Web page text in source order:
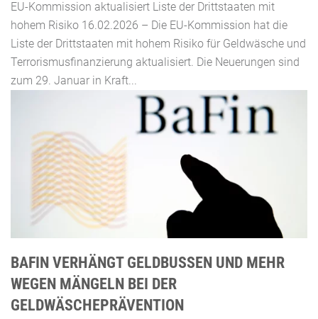
EU-Kommission aktualisiert Liste der Drittstaaten mit
hohem Risiko 16.02.2026 – Die EU-Kommission hat die
Liste der Drittstaaten mit hohem Risiko für Geldwäsche und
Terrorismusfinanzierung aktualisiert. Die Neuerungen sind
zum 29. Januar in Kraft...
BAFIN VERHÄNGT GELDBUSSEN UND MEHR W
EGEN MÄNGELN BEI DER G
ELDWÄSCHEPRÄVENTION